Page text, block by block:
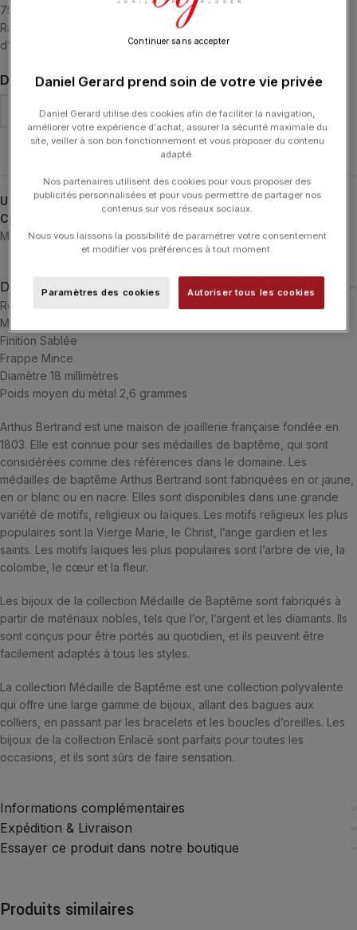
750/1000. Sur la pièce de la médaille est représenté l’Ange de
Raphael. La médaille mesure 18 millimètres de diamètre. Son poids
d’or moyen est de 2,6 grammes.
DIMENSION
Effacer
UGS : J2396X0000
Catégories :
Médailles, Médailles, Typologies
Description
Référence J2396X0000
Matière Or Jaune 18 carats
Finition Sablée
Frappe Mince
Diamètre 18 millimètres
Poids moyen du métal 2,6 grammes
Arthus Bertrand est une maison de joaillerie française fondée en
1803. Elle est connue pour ses médailles de baptême, qui sont
considérées comme des références dans le domaine. Les
médailles de baptême Arthus Bertrand sont fabriquées en or jaune,
en or blanc ou en nacre. Elles sont disponibles dans une grande
variété de motifs, religieux ou laïques. Les motifs religieux les plus
populaires sont la Vierge Marie, le Christ, l’ange gardien et les
saints. Les motifs laïques les plus populaires sont l’arbre de vie, la
colombe, le cœur et la fleur.
Les bijoux de la collection Médaille de Baptême sont fabriqués à
partir de matériaux nobles, tels que l’or, l’argent et les diamants. Ils
sont conçus pour être portés au quotidien, et ils peuvent être
facilement adaptés à tous les styles.
La collection Médaille de Baptême est une collection polyvalente
qui offre une large gamme de bijoux, allant des bagues aux
colliers, en passant par les bracelets et les boucles d’oreilles. Les
bijoux de la collection Enlacé sont parfaits pour toutes les
occasions, et ils sont sûrs de faire sensation.
Informations complémentaires
Expédition & Livraison
Essayer ce produit dans notre boutique
Produits similaires
Daniel Gerard prend soin de votre vie privée
Daniel Gerard utilise des cookies afin de faciliter la navigation,
améliorer votre expérience d'achat, assurer la sécurité maximale du
site, veiller à son bon fonctionnement et vous proposer du contenu
adapté.
Nos partenaires utilisent des cookies pour vous proposer des
publicités personnalisées et pour vous permettre de partager nos
contenus sur vos réseaux sociaux.
Nous vous laissons la possibilité de paramétrer votre consentement
et modifier vos préférences à tout moment.
Paramètres des cookies Autoriser tous les cookies
Continuer sans accepter